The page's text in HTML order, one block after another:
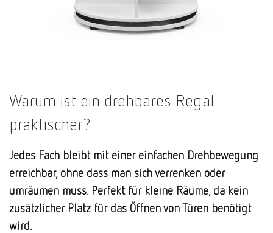
Warum ist ein drehbares Regal
praktischer?
Jedes Fach bleibt mit einer einfachen Drehbewegung
erreichbar, ohne dass man sich verrenken oder
umräumen muss. Perfekt für kleine Räume, da kein
zusätzlicher Platz für das Öffnen von Türen benötigt
wird.